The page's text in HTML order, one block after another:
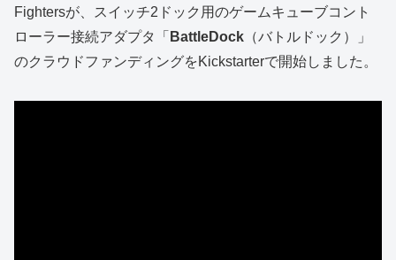
Fightersが、スイッチ2ドック用のゲームキューブコント
ローラー接続アダプタ「 BattleDock （バトルドック）」
のクラウドファンディングをKickstarterで開始しました。